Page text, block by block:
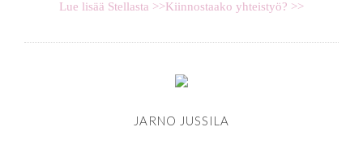
Lue lisää Stellasta >>Kiinnostaako yhteistyö? >>
JARNO JUSSILA